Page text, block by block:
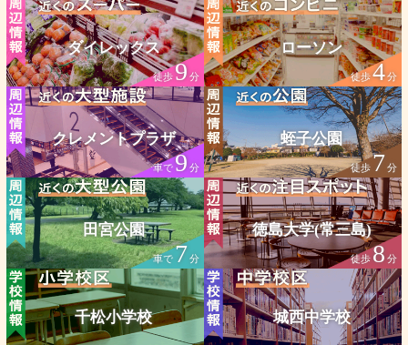
ダイレックス
徒歩9分
ローソン
徒歩4分
クレメントプラザ
車で9分
蛭子公園
徒歩7分
田宮公園
車で7分
徳島大学(常三島)
徒歩8分
千松小学校 城西中学校